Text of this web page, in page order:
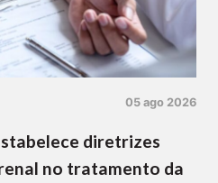
05 ago 2026
diretrizes
no tratamento da